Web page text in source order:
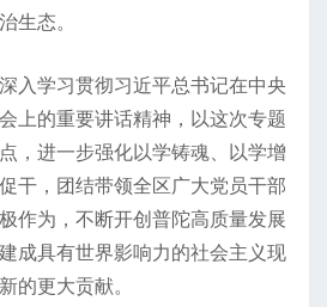
生态。
入学习贯彻习近平总书记在中央
上的重要讲话精神，以这次专题
，进一步强化以学铸魂、以学增
干，团结带领全区广大党员干部
作为，不断开创普陀高质量发展
成具有世界影响力的社会主义现
的更大贡献。